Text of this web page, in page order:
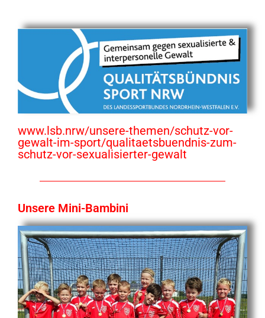
www.lsb.nrw/unsere-themen/schutz-vor-
gewalt-im-sport/qualitaetsbuendnis-zum-
schutz-vor-sexualisierter-gewalt
Unsere Mini-Bambini